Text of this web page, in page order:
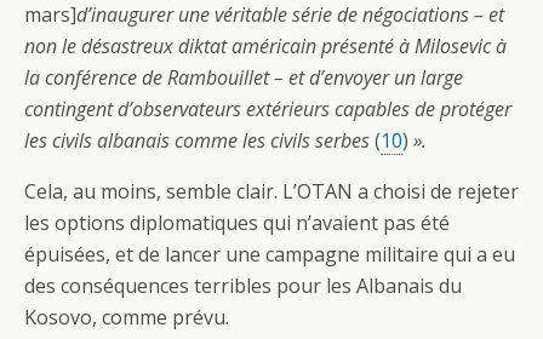
mars]d’inaugurer une véritable série de négociations – et
non le désastreux diktat américain présenté à Milosevic à
la conférence de Rambouillet – et d’envoyer un large
contingent d’observateurs extérieurs capables de protéger
les civils albanais comme les civils serbes(10) ».
Cela, au moins, semble clair. L’OTAN a choisi de rejeter
les options diplomatiques qui n’avaient pas été
épuisées, et de lancer une campagne militaire qui a eu
des conséquences terribles pour les Albanais du
Kosovo, comme prévu.